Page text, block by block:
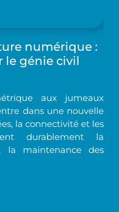
numérique :
le génie civil
aux jumeaux
dans une nouvelle
la connectivité et les
durablement la
la maintenance des